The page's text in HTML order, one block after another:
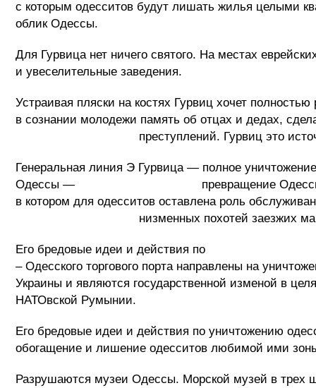
с которым одесситов будут лишать жилья целыми
облик Одессы.
Для Гурвица нет ничего святого. На местах
и увеселительные заведения.
Устраивая пляски на костях Гурвиц хочет
в сознании молодежи память об отцах и дедах,
преступлений. Гурвиц это источник
Генеральная линия Э Гурвица — полное
Одессы — превращение Одессы в
в котором для одесситов оставлена
низменных похотей заезжих маньяков
Его бредовые идеи и действия по
– Одесского торгового порта направлены на
Украины и являются государственной изменой в
НАТОвской Румынии.
Его бредовые идеи и действия по уничтожению
обогащение и лишение одесситов любимой ими
Разрушаются музеи Одессы. Морской музей в трех